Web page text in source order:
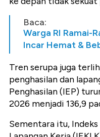
Baca:
Warga RI Ramai-
Incar Hemat &
Tren serupa juga
penghasilan dan
Penghasilan (IEP)
2026 menjadi 136,9
Sementara itu,